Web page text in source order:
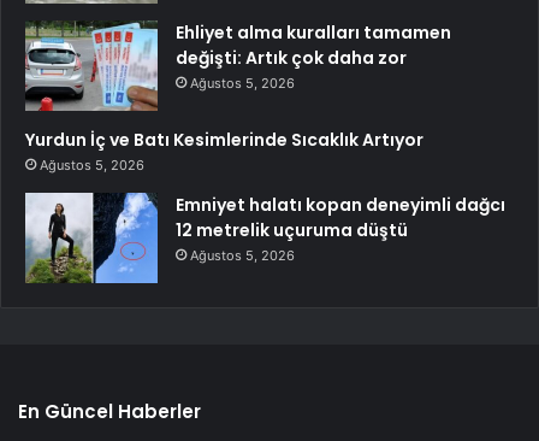
Ehliyet alma kuralları tamamen
değişti: Artık çok daha zor
Ağustos 5, 2026
Yurdun İç ve Batı Kesimlerinde Sıcaklık Artıyor
Ağustos 5, 2026
Emniyet halatı kopan deneyimli dağcı
12 metrelik uçuruma düştü
Ağustos 5, 2026
En Güncel Haberler